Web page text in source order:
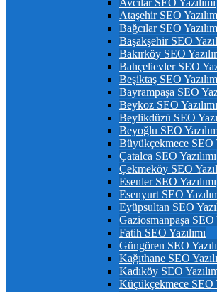
Avcılar SEO Yazılımı
Ataşehir SEO
Bağcılar SEO
Başakşehir SEO
Bakırköy SEO
Bahçelievler SEO
Beşiktaş SEO
Bayrampaşa SEO
Beykoz SEO Yazılımı
Beylikdüzü SEO
Beyoğlu SEO
Büyükçekmece SEO
Çatalca SEO Yazılımı
Çekmeköy SEO
Esenler SEO Yazılımı
Esenyurt SEO
Eyüpsultan SEO
Gaziosmanpaşa SEO
Fatih SEO Yazılımı
Güngören SEO
Kağıthane SEO
Kadıköy SEO
Küçükçekmece SEO